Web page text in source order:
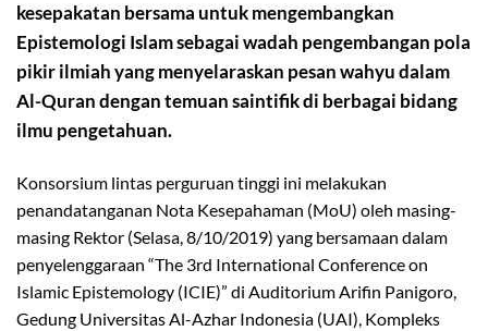
kesepakatan bersama untuk mengembangkan
Epistemologi Islam sebagai wadah pengembangan pola
pikir ilmiah yang menyelaraskan pesan wahyu dalam
Al-Quran dengan temuan saintifik di berbagai bidang
ilmu pengetahuan.
Konsorsium lintas perguruan tinggi ini melakukan
penandatanganan Nota Kesepahaman (MoU) oleh masing-
masing Rektor (Selasa, 8/10/2019) yang bersamaan dalam
penyelenggaraan “The 3rd International Conference on
Islamic Epistemology (ICIE)” di Auditorium Arifin Panigoro,
Gedung Universitas Al-Azhar Indonesia (UAI), Kompleks